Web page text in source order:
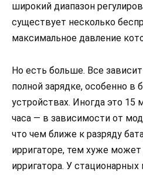
широкий диапазон
существует несколько
максимальное давление
Но есть больше. Все
полной зарядке, особенно в
устройствах. Иногда это 15
часа — в зависимости от
что чем ближе к разряду
ирригаторе, тем хуже
ирригатора. У